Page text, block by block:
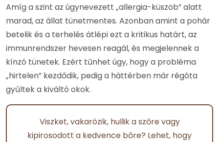
Amíg a szint az úgynevezett „allergia-küszöb” alatt
marad, az állat tünetmentes. Azonban amint a pohár
betelik és a terhelés átlépi ezt a kritikus határt, az
immunrendszer hevesen reagál, és megjelennek a
kínzó tünetek. Ezért tűnhet úgy, hogy a probléma
„hirtelen” kezdődik, pedig a háttérben már régóta
gyűltek a kiváltó okok.
Viszket, vakarózik, hullik a szőre vagy
kipirosodott a kedvence bőre? Lehet, hogy